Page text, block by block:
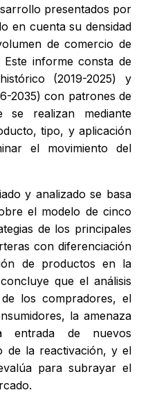
presentados por
en cuenta su densidad
de comercio de
informe consta de
(2019-2025) y
2035) con patrones de
se realizan mediante
tipo, y aplicación
el movimiento del
y analizado se basa
el modelo de cinco
de los principales
con diferenciación
de productos en la
que el análisis
los compradores, el
la amenaza
de nuevos
de la reactivación, y el
para subrayar el